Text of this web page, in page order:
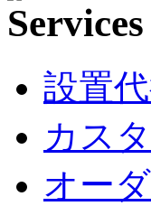
設置
カス
オー